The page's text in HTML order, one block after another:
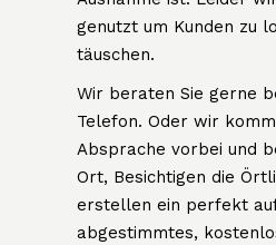
genutzt um Kunden zu
täuschen.
Wir beraten Sie gerne
Telefon. Oder wir
Absprache vorbei und
Ort, Besichtigen die
erstellen ein perfekt
abgestimmtes,